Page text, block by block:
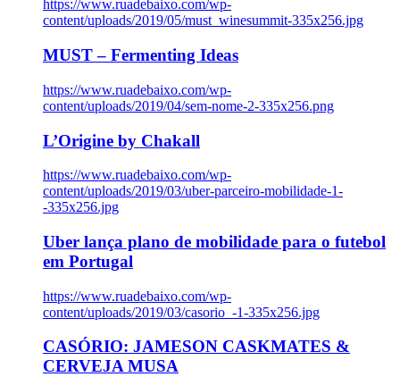
https://www.ruadebaixo.com/wp-
content/uploads/2019/05/must_winesummit-335x256.jpg
MUST – Fermenting Ideas
https://www.ruadebaixo.com/wp-
content/uploads/2019/04/sem-nome-2-335x256.png
L’Origine by Chakall
https://www.ruadebaixo.com/wp-
content/uploads/2019/03/uber-parceiro-mobilidade-1-
-335x256.jpg
Uber lança plano de mobilidade para o futebol
em Portugal
https://www.ruadebaixo.com/wp-
content/uploads/2019/03/casorio_-1-335x256.jpg
CASÓRIO: JAMESON CASKMATES &
CERVEJA MUSA